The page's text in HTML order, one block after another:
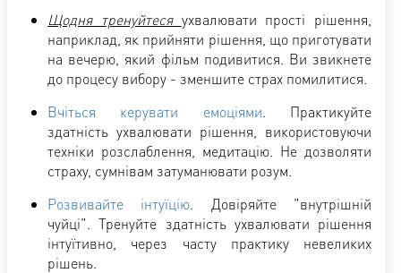
Щодня тренуйтеся ухвалювати прості рішення,
наприклад, як прийняти рішення, що приготувати
на вечерю, який фільм подивитися. Ви звикнете
до процесу вибору - зменшите страх помилитися.
Вчіться керувати емоціями. Практикуйте
здатність ухвалювати рішення, використовуючи
техніки розслаблення, медитацію. Не дозволяти
страху, сумнівам затуманювати розум.
Розвивайте інтуїцію. Довіряйте "внутрішній
чуйці". Тренуйте здатність ухвалювати рішення
інтуїтивно, через часту практику невеликих
рішень.